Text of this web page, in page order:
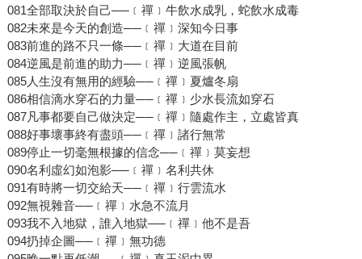
081全部取決於自己──﹝禪﹞牛飲水成乳，蛇飲水成毒
082未來是今天的創造──﹝禪﹞深知今日事
083前進的路不只一條──﹝禪﹞大道在目前
084逆風是前進的助力──﹝禪﹞逆風張帆
085人生沒有無用的經驗──﹝禪﹞夏爐冬扇
086相信滴水穿石的力量──﹝禪﹞少水長流如穿石
087凡事都要自己做決定──﹝禪﹞隨處作主，立處皆真
088好事壞事終有盡頭──﹝禪﹞諸行無常
089停止一切毫無根據的信念──﹝禪﹞莫妄想
090名利虛幻如泡影──﹝禪﹞名利共休
091有時將一切交給天──﹝禪﹞行雲流水
092無視雜音──﹝禪﹞水急不流月
093我不入地獄，誰入地獄──﹝禪﹞他不是吾
094扔掉企圖──﹝禪﹞無功德